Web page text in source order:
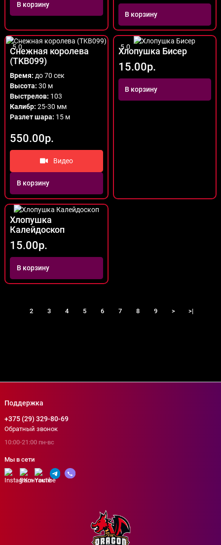
В корзину
В корзину
5.0
Снежная королева
(TKB099)
Время: до 70 сек
Высота: 30 м
Выстрелов: 103
Калибр: 25-30 мм
Разлет шара: 15 м
550.00р.
Видео
В корзину
5.0
Хлопушка Бисер
15.00р.
В корзину
Хлопушка
Калейдоскоп
15.00р.
В корзину
2 3 4 5 6 7 8 9 > >|
Поддержка
+375 (29) 329-80-69
Обратный звонок
10:00-21:00 пн-вс
Мы в сети